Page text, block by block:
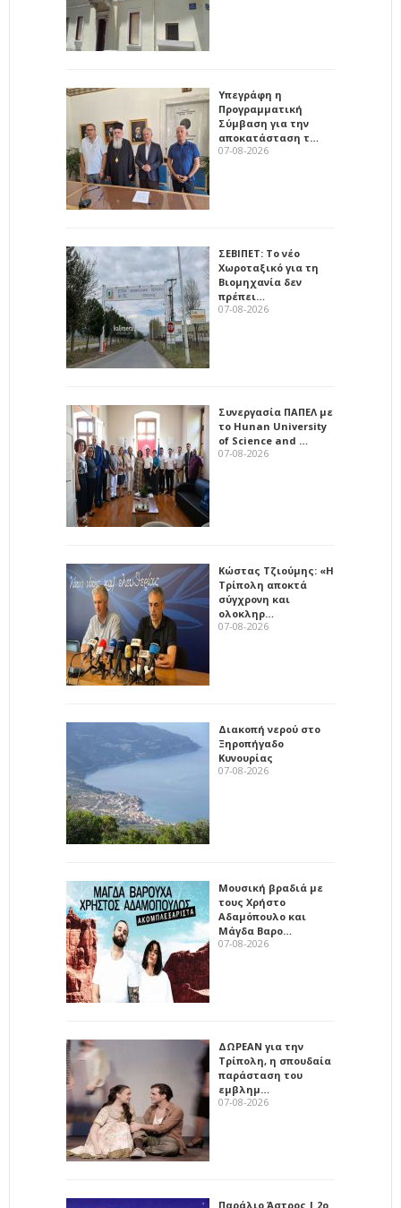
Υπεγράφη η
Προγραμματική
Σύμβαση για την
αποκατάσταση τ…
07-08-2026
ΣΕΒΙΠΕΤ: Το νέο
Χωροταξικό για τη
Βιομηχανία δεν
πρέπει…
07-08-2026
Συνεργασία ΠΑΠΕΛ με
το Hunan University
of Science and …
07-08-2026
Κώστας Τζιούμης: «Η
Τρίπολη αποκτά
σύγχρονη και
ολοκληρ…
07-08-2026
Διακοπή νερού στο
Ξηροπήγαδο
Κυνουρίας
07-08-2026
Μουσική βραδιά με
τους Χρήστο
Αδαμόπουλο και
Μάγδα Βαρο…
07-08-2026
ΔΩΡΕΑΝ για την
Τρίπολη, η σπουδαία
παράσταση του
εμβλημ…
07-08-2026
Παράλιο Άστρος | 2ο